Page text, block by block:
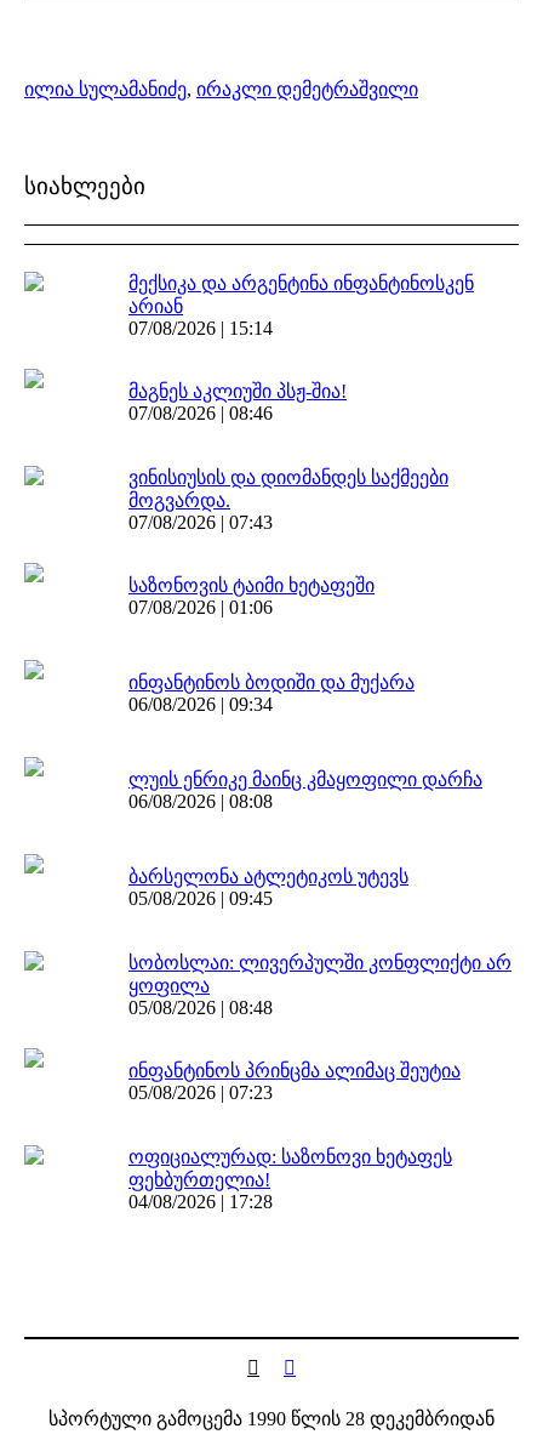
ილია სულამანიძე, ირაკლი დემეტრაშვილი
სიახლეები
მექსიკა და არგენტინა ინფანტინოსკენ
არიან
07/08/2026 | 15:14
მაგნეს აკლიუში პსჟ-შია!
07/08/2026 | 08:46
ვინისიუსის და დიომანდეს საქმეები
მოგვარდა.
07/08/2026 | 07:43
საზონოვის ტაიმი ხეტაფეში
07/08/2026 | 01:06
ინფანტინოს ბოდიში და მუქარა
06/08/2026 | 09:34
ლუის ენრიკე მაინც კმაყოფილი დარჩა
06/08/2026 | 08:08
ბარსელონა ატლეტიკოს უტევს
05/08/2026 | 09:45
სობოსლაი: ლივერპულში კონფლიქტი არ
ყოფილა
05/08/2026 | 08:48
ინფანტინოს პრინცმა ალიმაც შეუტია
05/08/2026 | 07:23
ოფიციალურად: საზონოვი ხეტაფეს
ფეხბურთელია!
04/08/2026 | 17:28
სპორტული გამოცემა 1990 წლის 28 დეკემბრიდან